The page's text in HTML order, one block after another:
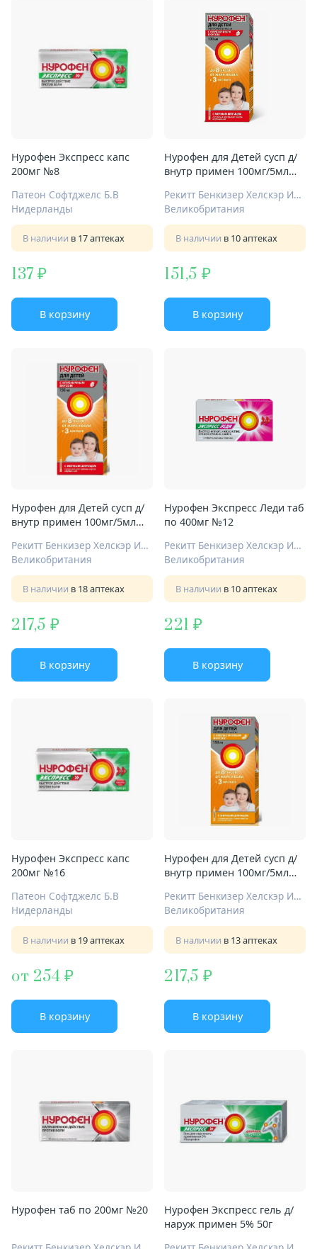
Нурофен Экспресс капс
200мг №8
Патеон Софтджелс Б.В
Нидерланды
В наличии в 17 аптеках
137
В корзину
Нурофен для Детей сусп д/
внутр примен 100мг/5мл
Рекитт Бенкизер Хелскэр Интернешнл Лтд
Великобритания
В наличии в 10 аптеках
151,5
В корзину
Нурофен для Детей сусп д/
внутр примен 100мг/5мл
Рекитт Бенкизер Хелскэр Интернешнл Лтд
Великобритания
В наличии в 18 аптеках
217,5
В корзину
Нурофен Экспресс Леди таб
по 400мг №12
Рекитт Бенкизер Хелскэр Интернешнл Лтд
Великобритания
В наличии в 10 аптеках
221
В корзину
Нурофен Экспресс капс
200мг №16
Патеон Софтджелс Б.В
Нидерланды
В наличии в 19 аптеках
от 254
В корзину
Нурофен для Детей сусп д/
внутр примен 100мг/5мл
Рекитт Бенкизер Хелскэр Интернешнл Лтд
Великобритания
В наличии в 13 аптеках
217,5
В корзину
Нурофен таб по 200мг №20
Нурофен Экспресс гель д/
наруж примен 5% 50г